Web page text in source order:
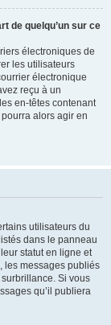
de quelqu’un sur ce
électroniques de
les utilisateurs
électronique
reçu à un
en-têtes contenant
alors agir en
utilisateurs du
dans le panneau
statut en ligne et
les messages publiés
Si vous
qu’il publiera